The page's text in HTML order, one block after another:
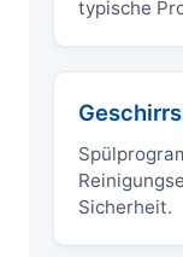
typische
Sicherheit.